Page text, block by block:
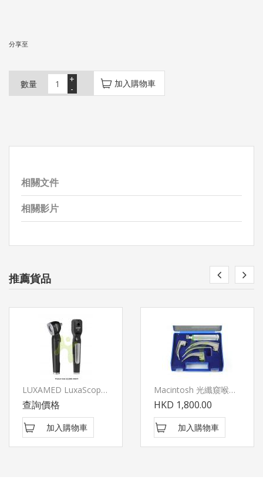
分享至
數量 -
+ 加入購物車
相關文件
相關影片
推薦貨品
LUXAMED LuxaScope Auris 眼耳檢查器套裝
查詢價格
加入購物車
Macintosh 光纖窺喉鏡套裝
HKD 1,800.00
加入購物車